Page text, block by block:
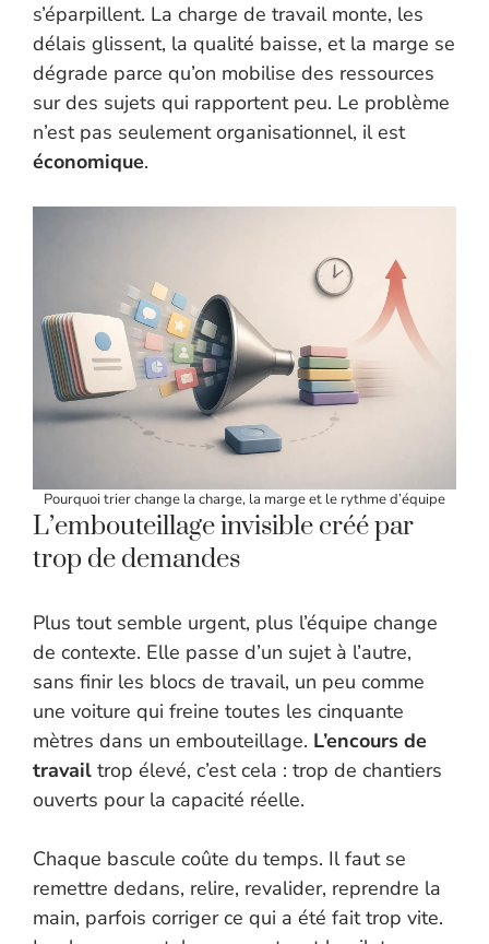
s’éparpillent. La charge de travail monte, les
délais glissent, la qualité baisse, et la marge se
dégrade parce qu’on mobilise des ressources
sur des sujets qui rapportent peu. Le problème
n’est pas seulement organisationnel, il est
économique.
Pourquoi trier change la charge, la marge et le rythme d’équipe
L’embouteillage invisible créé par
trop de demandes
Plus tout semble urgent, plus l’équipe change
de contexte. Elle passe d’un sujet à l’autre,
sans finir les blocs de travail, un peu comme
une voiture qui freine toutes les cinquante
mètres dans un embouteillage. L’encours de
travail trop élevé, c’est cela : trop de chantiers
ouverts pour la capacité réelle.
Chaque bascule coûte du temps. Il faut se
remettre dedans, relire, revalider, reprendre la
main, parfois corriger ce qui a été fait trop vite.